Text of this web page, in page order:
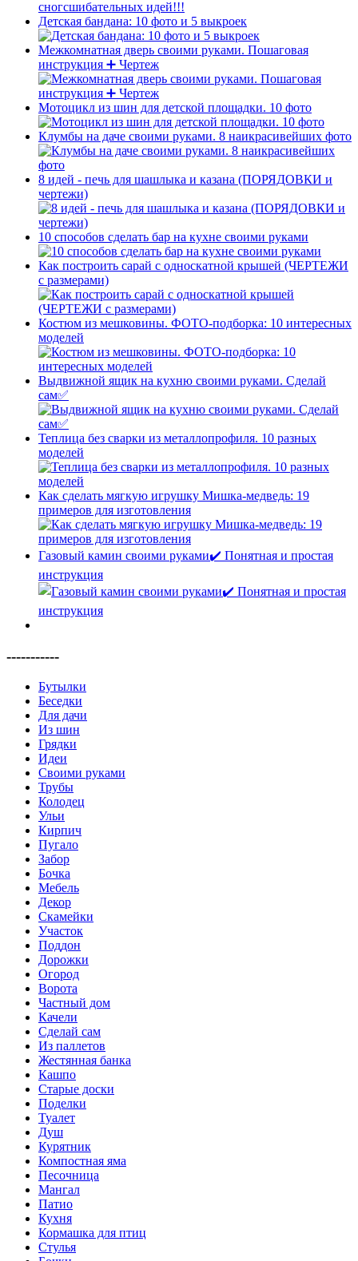
Детская бандана: 10 фото и 5 выкроек
Межкомнатная дверь своими руками. Пошаговая
инструкция ➕ Чертеж
Мотоцикл из шин для детской площадки. 10 фото
Клумбы на даче своими руками. 8 наикрасивейших фото
8 идей - печь для шашлыка и казана (ПОРЯДОВКИ и
чертежи)
10 способов сделать бар на кухне своими руками
Как построить сарай с односкатной крышей (ЧЕРТЕЖИ
с размерами)
Костюм из мешковины. ФОТО-подборка: 10 интересных
моделей
Выдвижной ящик на кухню своими руками. Сделай
сам✅
Теплица без сварки из металлопрофиля. 10 разных
моделей
Как сделать мягкую игрушку Мишка-медведь: 19
примеров для изготовления
Газовый камин своими руками✔️ Понятная и простая
инструкция
-----------
Бутылки
Беседки
Для дачи
Из шин
Грядки
Идеи
Своими руками
Трубы
Колодец
Ульи
Кирпич
Пугало
Забор
Бочка
Мебель
Декор
Скамейки
Участок
Поддон
Дорожки
Огород
Ворота
Частный дом
Качели
Сделай сам
Из паллетов
Жестянная банка
Кашпо
Старые доски
Поделки
Туалет
Душ
Курятник
Компостная яма
Песочница
Мангал
Патио
Кухня
Кормашка для птиц
Стулья